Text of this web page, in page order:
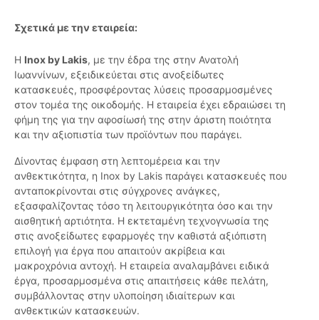
Σχετικά με την εταιρεία:
Η Inox by Lakis, με την έδρα της στην Ανατολή
Ιωαννίνων, εξειδικεύεται στις ανοξείδωτες
κατασκευές, προσφέροντας λύσεις προσαρμοσμένες
στον τομέα της οικοδομής. Η εταιρεία έχει εδραιώσει τη
φήμη της για την αφοσίωσή της στην άριστη ποιότητα
και την αξιοπιστία των προϊόντων που παράγει.
Δίνοντας έμφαση στη λεπτομέρεια και την
ανθεκτικότητα, η Inox by Lakis παράγει κατασκευές που
ανταποκρίνονται στις σύγχρονες ανάγκες,
εξασφαλίζοντας τόσο τη λειτουργικότητα όσο και την
αισθητική αρτιότητα. Η εκτεταμένη τεχνογνωσία της
στις ανοξείδωτες εφαρμογές την καθιστά αξιόπιστη
επιλογή για έργα που απαιτούν ακρίβεια και
μακροχρόνια αντοχή. Η εταιρεία αναλαμβάνει ειδικά
έργα, προσαρμοσμένα στις απαιτήσεις κάθε πελάτη,
συμβάλλοντας στην υλοποίηση ιδιαίτερων και
ανθεκτικών κατασκευών.